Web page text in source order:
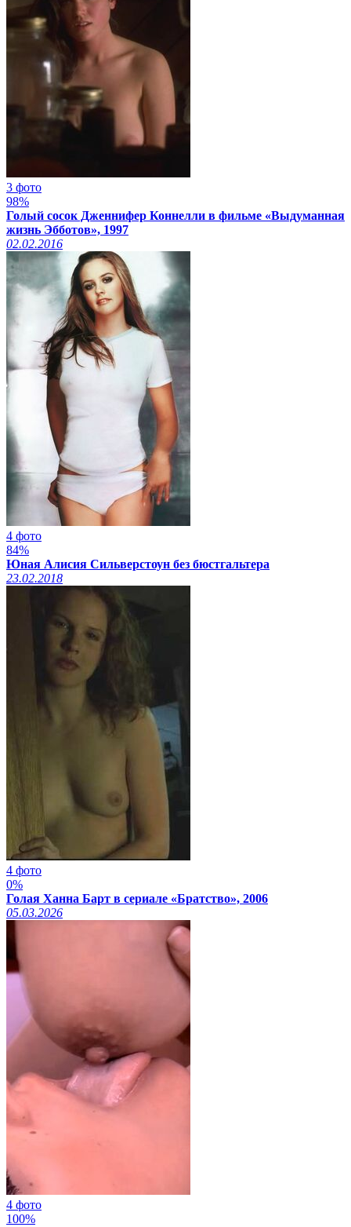
3 фото
98%
Голый сосок Дженнифер Коннелли в фильме «Выдуманная
жизнь Эбботов», 1997
02.02.2016
4 фото
84%
Юная Алисия Сильверстоун без бюстгальтера
23.02.2018
4 фото
0%
Голая Ханна Барт в сериале «Братство», 2006
05.03.2026
4 фото
100%